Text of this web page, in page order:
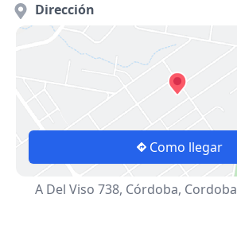
Dirección
Como llegar
A Del Viso 738, Córdoba, Cordoba